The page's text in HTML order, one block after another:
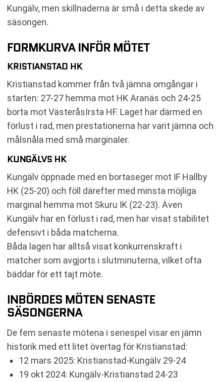
Kungälv, men skillnaderna är små i detta skede av
säsongen.
FORMKURVA INFÖR MÖTET
KRISTIANSTAD HK
Kristianstad kommer från två jämna omgångar i
starten: 27-27 hemma mot HK Aranäs och 24-25
borta mot VästeråsIrsta HF. Laget har därmed en
förlust i rad, men prestationerna har varit jämna och
målsnåla med små marginaler.
KUNGÄLVS HK
Kungälv öppnade med en bortaseger mot IF Hallby
HK (25-20) och föll därefter med minsta möjliga
marginal hemma mot Skuru IK (22-23). Även
Kungälv har en förlust i rad, men har visat stabilitet
defensivt i båda matcherna.
Båda lagen har alltså visat konkurrenskraft i
matcher som avgjorts i slutminuterna, vilket ofta
bäddar för ett tajt möte.
INBÖRDES MÖTEN SENASTE
SÄSONGERNA
De fem senaste mötena i seriespel visar en jämn
historik med ett litet övertag för Kristianstad:
12 mars 2025: Kristianstad-Kungälv 29-24
19 okt 2024: Kungälv-Kristianstad 24-23